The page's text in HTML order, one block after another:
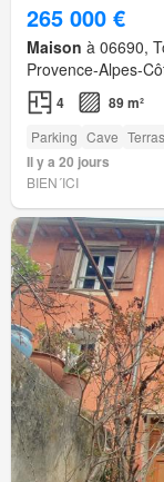
265 000 €
Maison à 06690,
Provence-Alpes-
4 89 m²
Parking Cave
Il y a 20 jours
BIEN´ICI